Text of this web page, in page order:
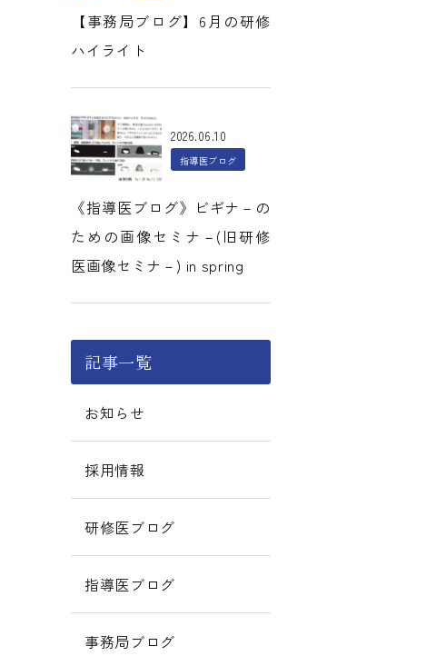
【事務局ブログ】6月の研修
ハイライト
2026.06.10
指導医ブログ
《指導医ブログ》ビギナ－の
ための画像セミナ－(旧研修
医画像セミナ－) in spring
記事一覧
お知らせ
採用情報
研修医ブログ
指導医ブログ
事務局ブログ